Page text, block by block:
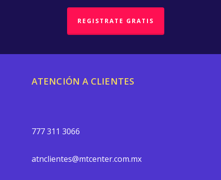
REGISTRATE GRATIS
ATENCIÓN A CLIENTES
777 311 3066
atnclientes@mtcenter.com.mx